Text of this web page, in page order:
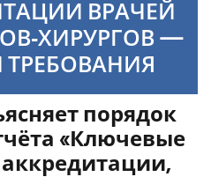
ВРАЧЕЙ
—
порядок
«Ключевые